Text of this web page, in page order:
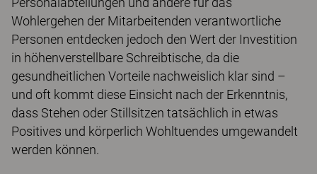
Wohlergehen der Mitarbeitenden verantwortliche
Personen entdecken jedoch den Wert der Investition
in höhenverstellbare Schreibtische, da die
gesundheitlichen Vorteile nachweislich klar sind –
und oft kommt diese Einsicht nach der Erkenntnis,
dass Stehen oder Stillsitzen tatsächlich in etwas
Positives und körperlich Wohltuendes umgewandelt
werden können.